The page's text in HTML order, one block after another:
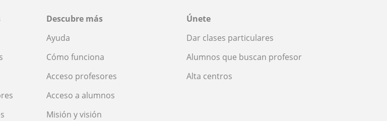
Descubre más
Ayuda
Cómo funciona
Acceso profesores
Acceso a alumnos
Misión y visión
Únete
Dar clases particulares
Alumnos que buscan profesor
Alta centros